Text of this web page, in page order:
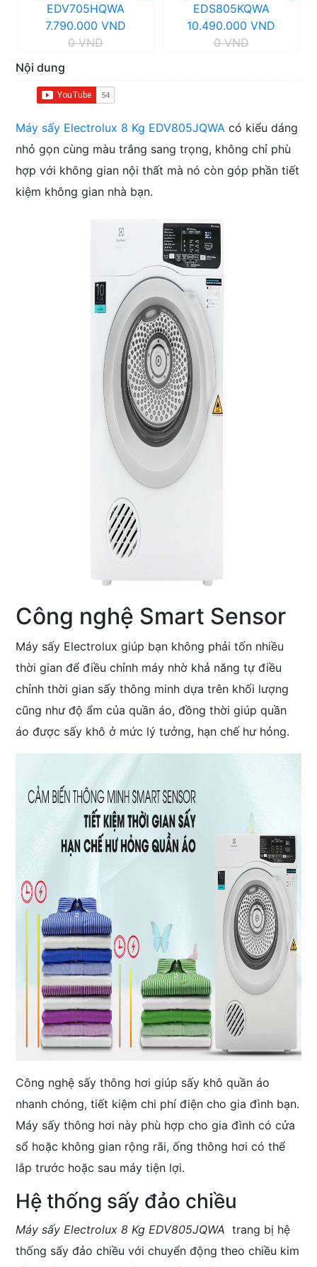
EDV705HQWA
7.790.000 VND
0 VND
EDS805KQWA
10.490.000 VND
0 VND
Nội dung
Máy sấy Electrolux 8 Kg EDV805JQWAcó kiểu dáng
nhỏ gọn cùng màu trắng sang trọng, không chỉ phù
hợp với không gian nội thất mà nó còn góp phần tiết
kiệm không gian nhà bạn.
Công nghệ Smart Sensor
Máy sấy Electrolux giúp bạn không phải tốn nhiều
thời gian để điều chỉnh máy nhờ khả năng tự điều
chỉnh thời gian sấy thông minh dựa trên khối lượng
cũng như độ ẩm của quần áo, đồng thời giúp quần
áo được sấy khô ở mức lý tưởng, hạn chế hư hỏng.
Công nghệ sấy thông hơi giúp sấy khô quần áo
nhanh chóng, tiết kiệm chi phí điện cho gia đình bạn.
Máy sấy thông hơi này phù hợp cho gia đình có cửa
sổ hoặc không gian rộng rãi, ống thông hơi có thể
lắp trước hoặc sau máy tiện lợi.
Hệ thống sấy đảo chiều
Máy sấy Electrolux 8 Kg EDV805JQWA trang bị hệ
thống sấy đảo chiều với chuyển động theo chiều kim